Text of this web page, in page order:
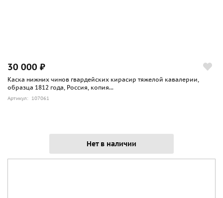
30 000 ₽
Каска нижних чинов гвардейских кирасир тяжелой кавалерии,
образца 1812 года, Россия, копия...
Артикул: 107061
Нет в наличии